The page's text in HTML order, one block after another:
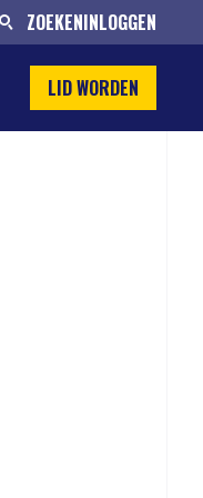
ZOEKENINLOGGEN
LID WORDEN